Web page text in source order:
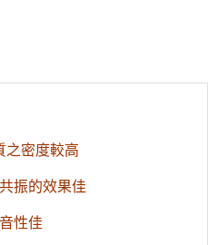
之密度較高
振的效果佳
性佳